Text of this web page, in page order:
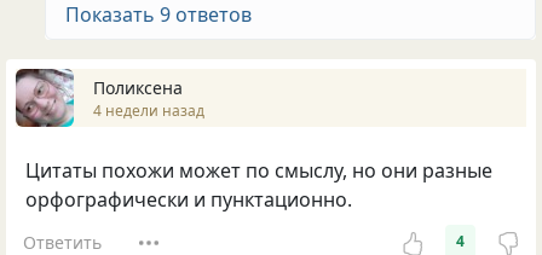
Показать 9 ответов
Поликсена
4 недели назад
Цитаты похожи может по смыслу, но они разные
орфографически и пунктационно.
Ответить 4